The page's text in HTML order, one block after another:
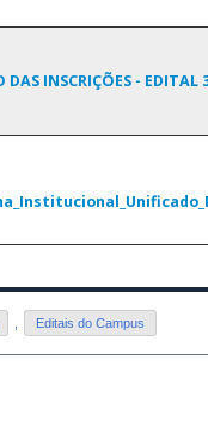
DAS INSCRIÇÕES -
Editais do Campus